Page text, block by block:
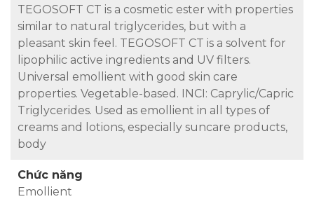
TEGOSOFT CT is a cosmetic ester with properties
similar to natural triglycerides, but with a
pleasant skin feel. TEGOSOFT CT is a solvent for
lipophilic active ingredients and UV filters.
Universal emollient with good skin care
properties. Vegetable-based. INCI: Caprylic/Capric
Triglycerides. Used as emollient in all types of
creams and lotions, especially suncare products,
body
Chức năng
Emollient